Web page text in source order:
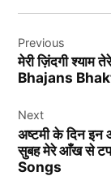
navigation
Previous
मेरी ज़िंदगी
Bhajans
Next
अष्टमी के दिन इन
सुबह मेरे आँख से
Songs